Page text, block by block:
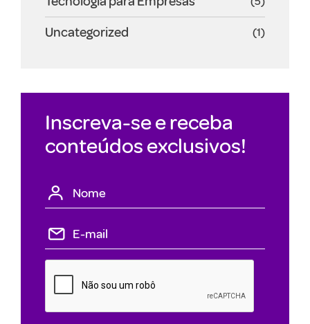
Uncategorized (1)
Inscreva-se e receba
conteúdos exclusivos!